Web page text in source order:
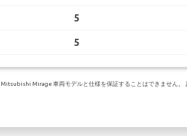
5
5
Mirage 車両モデルと仕様を保証することはできません。